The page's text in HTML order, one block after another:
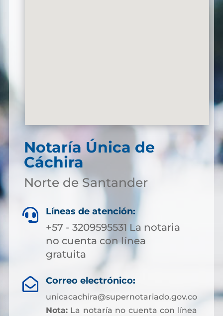
Notaría Única de
Cáchira
Norte de Santander
 Líneas de atención:
+57 - 3209595531 La notaria
no cuenta con línea
gratuita
 Correo electrónico:
unicacachira@supernotariado.gov.co
Nota:La notaría no cuenta con línea